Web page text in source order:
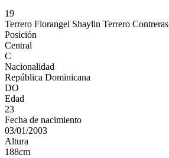
19
Terrero Florangel Shaylin Terrero Contreras
Posición
Central
C
Nacionalidad
República Dominicana
DO
Edad
23
Fecha de nacimiento
03/01/2003
Altura
188cm